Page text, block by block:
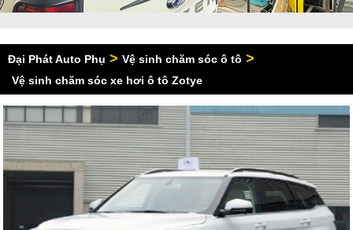
Đại Phát Auto Phụ > Vệ sinh chăm sóc ô tô >
Vệ sinh chăm sóc xe hơi ô tô Zotye